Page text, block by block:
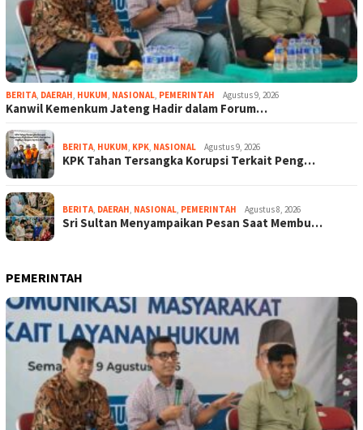
BERITA, DAERAH, HUKUM, NASIONAL, PEMERINTAH Agustus 9, 2026
Kanwil Kemenkum Jateng Hadir dalam Forum…
BERITA, HUKUM, KPK, NASIONAL Agustus 9, 2026
KPK Tahan Tersangka Korupsi Terkait Peng…
BERITA, DAERAH, NASIONAL, PEMERINTAH Agustus 8, 2026
Sri Sultan Menyampaikan Pesan Saat Membu…
PEMERINTAH